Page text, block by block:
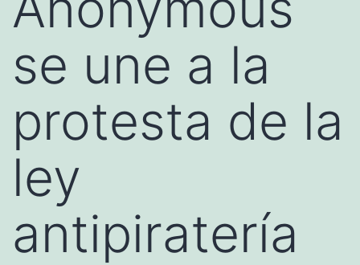
se une a la
protesta de la
ley
antipiratería